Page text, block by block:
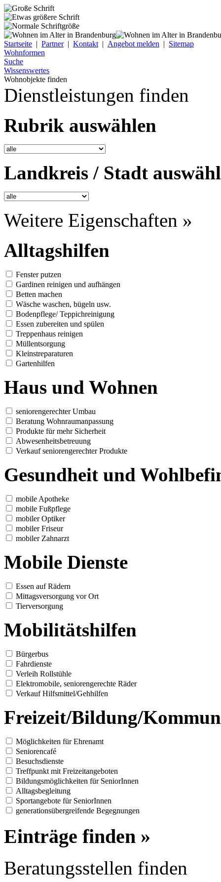
Startseite | Partner| Kontakt | Angebot melden | Sitemap
Wohnformen
Suche
Wissenswertes
Wohnobjekte finden
Dienstleistungen finden
Rubrik auswählen
Landkreis / Stadt
Weitere Eigenschaften »
Alltagshilfen
Fenster putzen
Gardinen reinigen und aufhängen
Betten machen
Wäsche waschen, bügeln usw.
Bodenpflege/ Teppichreinigung
Essen zubereiten und spülen
Treppenhaus reinigen
Müllentsorgung
Kleinstreparaturen
Gartenhilfen
Haus und Wohnen
seniorengerechter Umbau
Beratung Wohnraumanpassung
Produkte für mehr Sicherheit
Abwesenheitsbetreuung
Verkauf seniorengerechter Produkte
Gesundheit und
mobile Apotheke
mobile Fußpflege
mobiler Optiker
mobiler Friseur
mobiler Zahnarzt
Mobile Dienste
Essen auf Rädern
Mittagsversorgung vor Ort
Tierversorgung
Mobilitätshilfen
Bürgerbus
Fahrdienste
Verleih Rollstühle
Elektromobile, seniorengerechte Räder
Verkauf Hilfsmittel/Gehhilfen
Freizeit/Bildung/
Möglichkeiten für Ehrenamt
Seniorencafé
Besuchsdienste
Treffpunkt mit Freizeitangeboten
Bildungsmöglichkeiten für SeniorInnen
Alltagsbegleitung
Sportangebote für SeniorInnen
generationsübergreifende Begegnungen
Einträge finden »
Beratungsstellen finden